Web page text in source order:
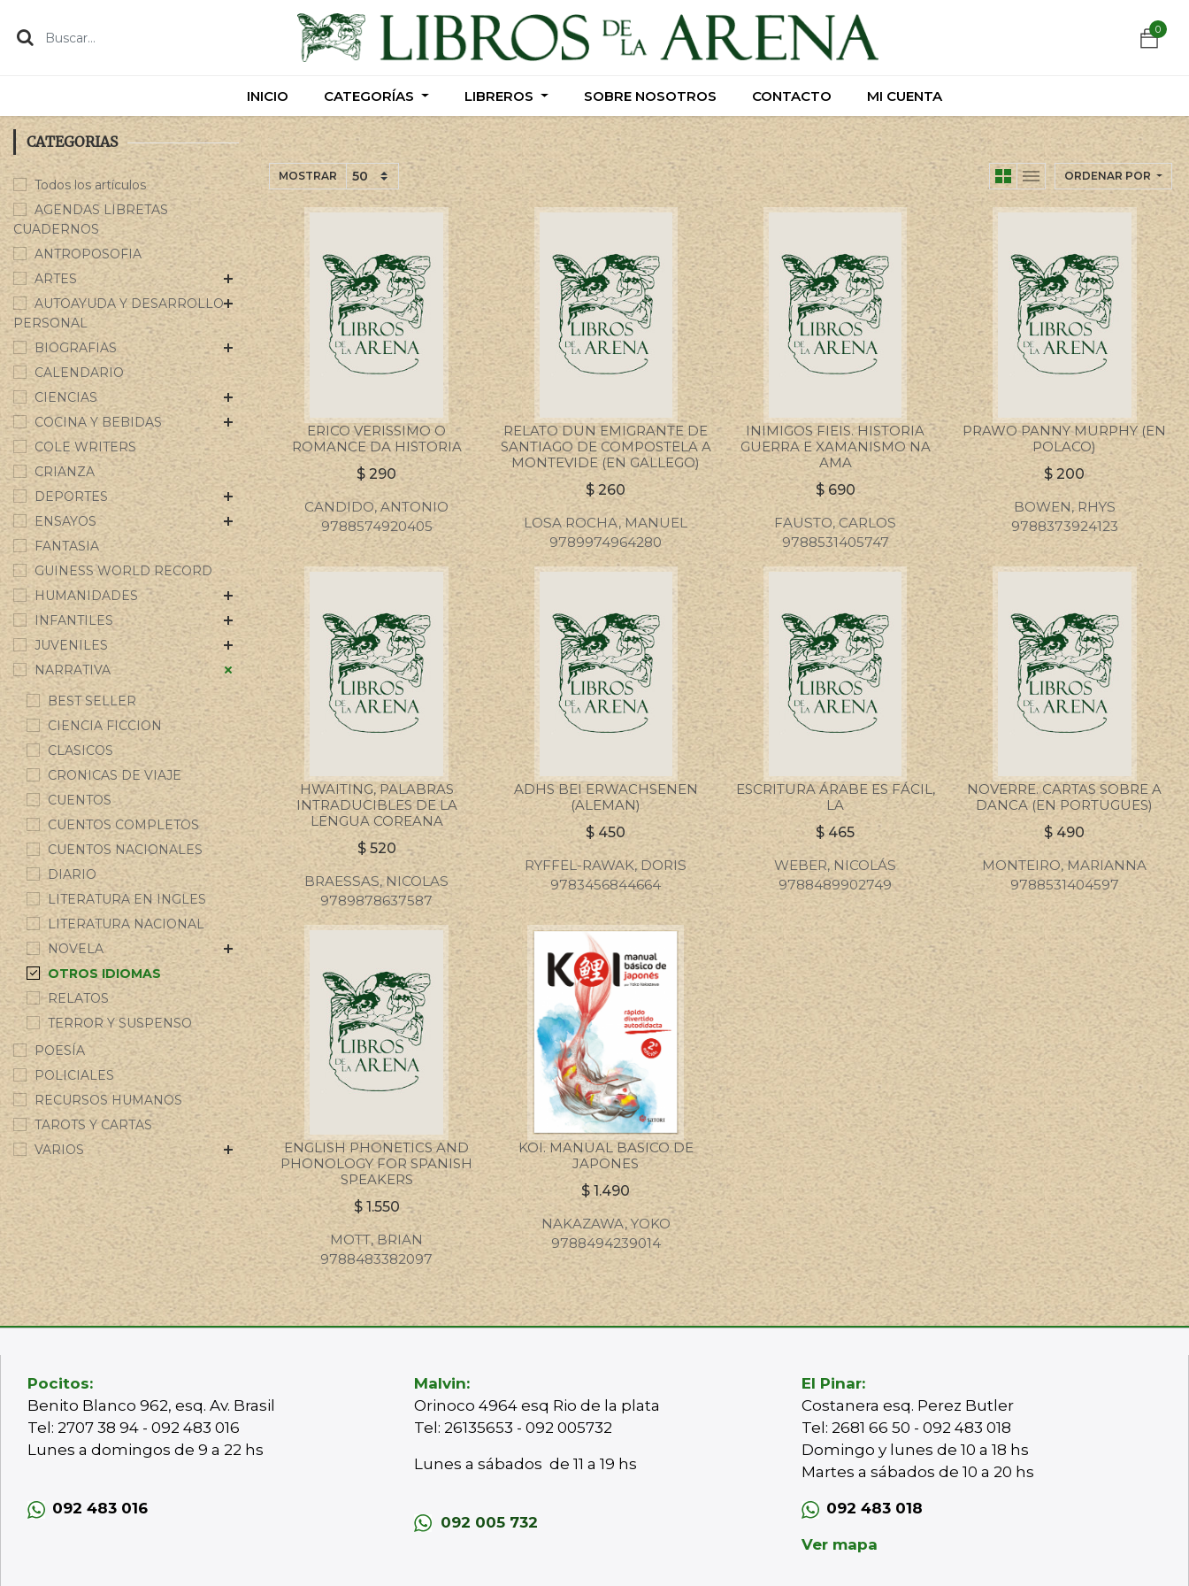
0
INICIO CATEGORÍAS LIBREROS SOBRE NOSOTROS CONTACTO MI CUENTA
0
INICIO CATEGORÍAS LIBREROS SOBRE NOSOTROS CONTACTO MI CUENTA
CATEGORIAS
Todos los artículos
AGENDAS LIBRETAS
CUADERNOS
ANTROPOSOFIA
ARTES
AUTOAYUDA Y DESARROLLO
PERSONAL
BIOGRAFIAS
CALENDARIO
CIENCIAS
COCINA Y BEBIDAS
COLE WRITERS
CRIANZA
DEPORTES
ENSAYOS
FANTASIA
GUINESS WORLD RECORD
HUMANIDADES
INFANTILES
JUVENILES
NARRATIVA
BEST SELLER
CIENCIA FICCION
CLASICOS
CRONICAS DE VIAJE
CUENTOS
CUENTOS COMPLETOS
CUENTOS NACIONALES
DIARIO
LITERATURA EN INGLES
LITERATURA NACIONAL
NOVELA
OTROS IDIOMAS
RELATOS
TERROR Y SUSPENSO
POESÍA
POLICIALES
RECURSOS HUMANOS
TAROTS Y CARTAS
VARIOS
MOSTRAR ORDENAR POR
ERICO VERISSIMO O
ROMANCE DA HISTORIA
$290
CANDIDO, ANTONIO
9788574920405
RELATO DUN EMIGRANTE DE
SANTIAGO DE COMPOSTELA A
MONTEVIDE (EN GALLEGO)
$260
LOSA ROCHA, MANUEL
9789974964280
INIMIGOS FIEIS. HISTORIA
GUERRA E XAMANISMO NA
AMA
$690
FAUSTO, CARLOS
9788531405747
PRAWO PANNY MURPHY (EN
POLACO)
$200
BOWEN, RHYS
9788373924123
HWAITING, PALABRAS
INTRADUCIBLES DE LA
LENGUA COREANA
$ 520
BRAESSAS, NICOLAS
9789878637587
ADHS BEI ERWACHSENEN
(ALEMAN)
$ 450
RYFFEL-RAWAK, DORIS
9783456844664
ESCRITURA ÁRABE ES FÁCIL,
LA
$465
WEBER, NICOLÁS
9788489902749
NOVERRE. CARTAS SOBRE A
DANCA (EN PORTUGUES)
$ 490
MONTEIRO, MARIANNA
9788531404597
ENGLISH PHONETICS AND
PHONOLOGY FOR SPANISH
SPEAKERS
$ 1.550
MOTT, BRIAN
9788483382097
KOI. MANUAL BASICO DE
JAPONES
$1.490
NAKAZAWA, YOKO
9788494239014
Pocitos:
Benito Blanco 962, esq. Av. Brasil
Tel: 2707 38 94 - 092 483 016
Lunes a domingos de 9 a 22 hs
092 483 016
Malvin:
Orinoco 4964 esq Rio de la plata
Tel: 26135653 - 092 005732
Lunes a sábados de 11 a 19 hs
092 005 732
El Pinar:
Costanera esq. Perez Butler
Tel: 2681 66 50 - 092 483 018
Domingo y lunes de 10 a 18 hs
Martes a sábados de 10 a 20 hs
092 483 018
Ver mapa
https://wa.link/csnxsu